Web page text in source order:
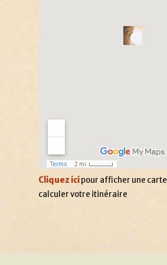
Cliquez icipour afficher une
calculer votre itinéraire